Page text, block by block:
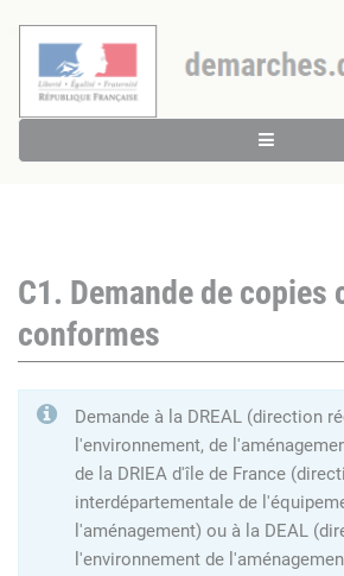
C1. Demande de copies
conformes
Demande à la DREAL (direction
l'environnement, de
de la DRIEA d'île de France
interdépartementale de
l'aménagement) ou à la DEAL
l'environnement de